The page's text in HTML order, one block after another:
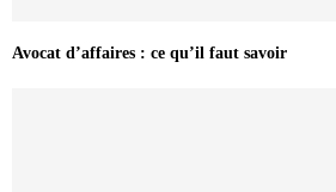
Avocat d’affaires : ce qu’il faut savoir